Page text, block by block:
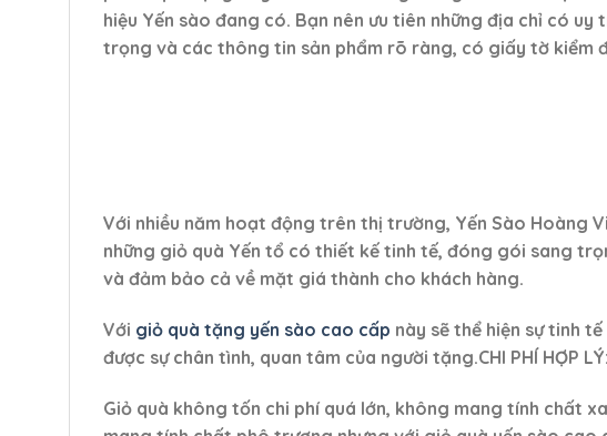
hiệu Yến sào đang có. Bạn nên ưu tiên những địa chỉ có
trọng và các thông tin sản phẩm rõ ràng, có giấy tờ kiểm
Với nhiều năm hoạt động trên thị trường, Yến Sào Hoàng
những giỏ quà Yến tổ có thiết kế tinh tế, đóng gói sang
và đảm bảo cả về mặt giá thành cho khách hàng.
Với giỏ quà tặng yến sào cao cấp này sẽ thể hiện sự tinh
được sự chân tình, quan tâm của người tặng.CHI PHÍ HỢP LÝ:
Giỏ quà không tốn chi phí quá lớn, không mang tính chất